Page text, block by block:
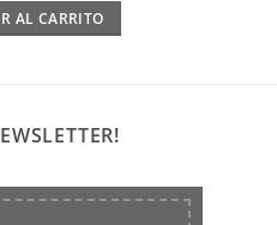
AL CARRITO